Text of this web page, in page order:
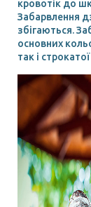
кровотік до
Забарвлення
збігаються.
основних
так і